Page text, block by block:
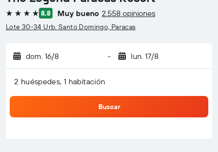
4 estrellas8,8 Muy bueno 2.558 opiniones
Lote 30-34 Urb. Santo Domingo, Paracas
dom. 16/8 - lun. 17/8
2 huéspedes, 1 habitación
Buscar